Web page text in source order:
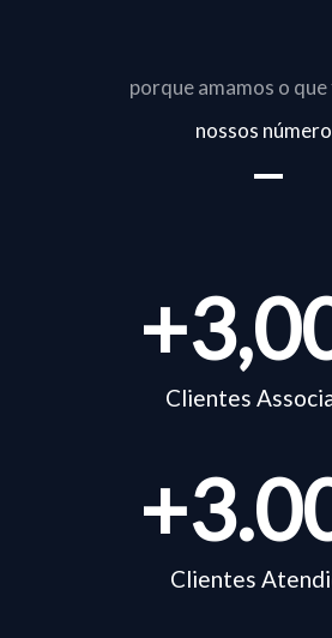
porque amamos o
nossos
Clientes
+
Clientes
+